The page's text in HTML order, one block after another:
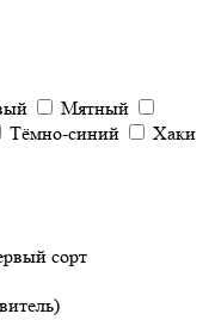
Мятный
Тёмно-синий
Хаки
сорт